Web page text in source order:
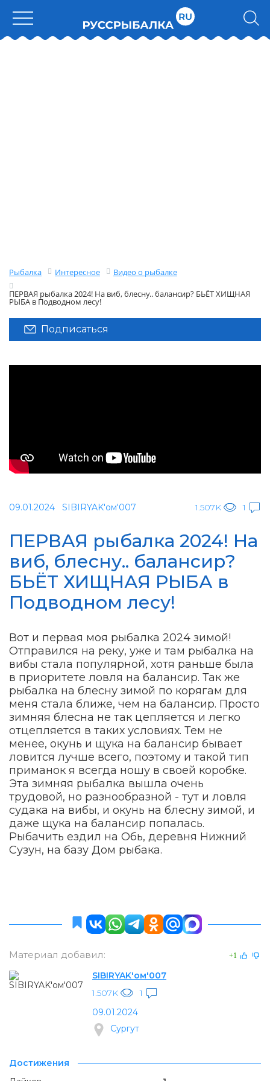
Рыбалка Интересное
Видео о рыбалке
ПЕРВАЯ рыбалка 2024! На виб, блесну.. балансир? БЬЁТ ХИЩНАЯ
РЫБА в Подводном лесу!
Подписаться
09.01.2024 SIBIRYAK'ом'007 1.507K 1
ПЕРВАЯ рыбалка 2024! На
виб, блесну.. балансир?
БЬЁТ ХИЩНАЯ РЫБА в
Подводном лесу!
Вот и первая моя рыбалка 2024 зимой!
Отправился на реку, уже и там рыбалка на
вибы стала популярной, хотя раньше была
в приоритете ловля на балансир. Так же
рыбалка на блесну зимой по корягам для
меня стала ближе, чем на балансир. Просто
зимняя блесна не так цепляется и легко
отцепляется в таких условиях. Тем не
менее, окунь и щука на балансир бывает
ловится лучше всего, поэтому и такой тип
приманок я всегда ношу в своей коробке.
Эта зимняя рыбалка вышла очень
трудовой, но разнообразной - тут и ловля
судака на вибы, и окунь на блесну зимой, и
даже щука на балансир попалась.
Рыбачить ездил на Обь, деревня Нижний
Сузун, на базу Дом рыбака.
Материал добавил: +1
SIBIRYAK'ом'007
1.507K
1
09.01.2024
Сургут
Достижения